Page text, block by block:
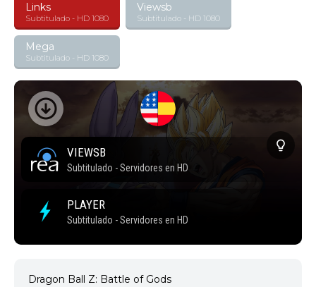
Links
Subtitulado - HD 1080
Viewsb
Subtitulado - HD 1080
Mega
Subtitulado - HD 1080
Dragon Ball Z: Battle of Gods